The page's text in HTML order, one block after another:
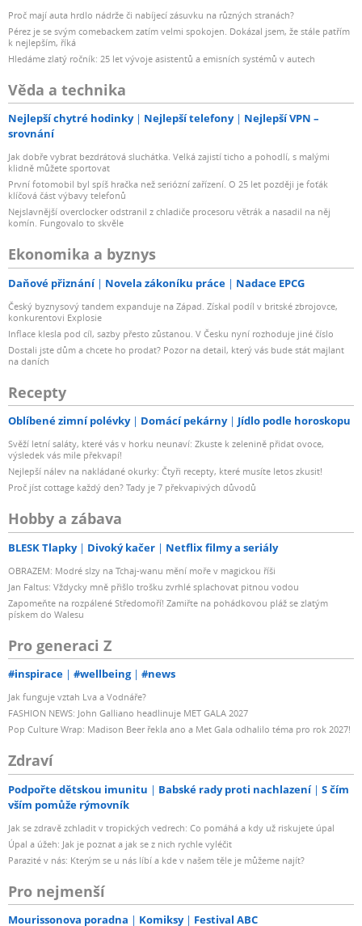
Proč mají auta hrdlo nádrže či nabíjecí zásuvku na různých stranách?
Pérez je se svým comebackem zatím velmi spokojen. Dokázal jsem, že stále patřím
k nejlepším, říká
Hledáme zlatý ročník: 25 let vývoje asistentů a emisních systémů v autech
Věda a technika
Nejlepší chytré hodinky Nejlepší telefony
Nejlepší VPN –
srovnání
Jak dobře vybrat bezdrátová sluchátka. Velká zajistí ticho a pohodlí, s malými
klidně můžete sportovat
První fotomobil byl spíš hračka než seriózní zařízení. O 25 let později je foťák
klíčová část výbavy telefonů
Nejslavnější overclocker odstranil z chladiče procesoru větrák a nasadil na něj
komín. Fungovalo to skvěle
Ekonomika a byznys
Daňové přiznání Novela zákoníku práce Nadace EPCG
Český byznysový tandem expanduje na Západ. Získal podíl v britské zbrojovce,
konkurentovi Explosie
Inflace klesla pod cíl, sazby přesto zůstanou. V Česku nyní rozhoduje jiné číslo
Dostali jste dům a chcete ho prodat? Pozor na detail, který vás bude stát majlant
na daních
Recepty
Oblíbené zimní polévky Domácí pekárny Jídlo podle horoskopu
Svěží letní saláty, které vás v horku neunaví: Zkuste k zelenině přidat ovoce,
výsledek vás mile překvapí!
Nejlepší nálev na nakládané okurky: Čtyři recepty, které musíte letos zkusit!
Proč jíst cottage každý den? Tady je 7 překvapivých důvodů
Hobby a zábava
BLESK Tlapky Divoký kačer Netflix filmy a seriály
OBRAZEM: Modré slzy na Tchaj-wanu mění moře v magickou říši
Jan Faltus: Vždycky mně přišlo trošku zvrhlé splachovat pitnou vodou
Zapomeňte na rozpálené Středomoří! Zamiřte na pohádkovou pláž se zlatým
pískem do Walesu
Pro generaci Z
#inspirace #wellbeing #news
Jak funguje vztah Lva a Vodnáře?
FASHION NEWS: John Galliano headlinuje MET GALA 2027
Pop Culture Wrap: Madison Beer řekla ano a Met Gala odhalilo téma pro rok 2027!
Zdraví
Podpořte dětskou imunitu Babské rady proti nachlazení
S čím
vším pomůže rýmovník
Jak se zdravě zchladit v tropických vedrech: Co pomáhá a kdy už riskujete úpal
Úpal a úžeh: Jak je poznat a jak se z nich rychle vyléčit
Parazité v nás: Kterým se u nás líbí a kde v našem těle je můžeme najít?
Pro nejmenší
Mourissonova poradna Komiksy Festival ABC